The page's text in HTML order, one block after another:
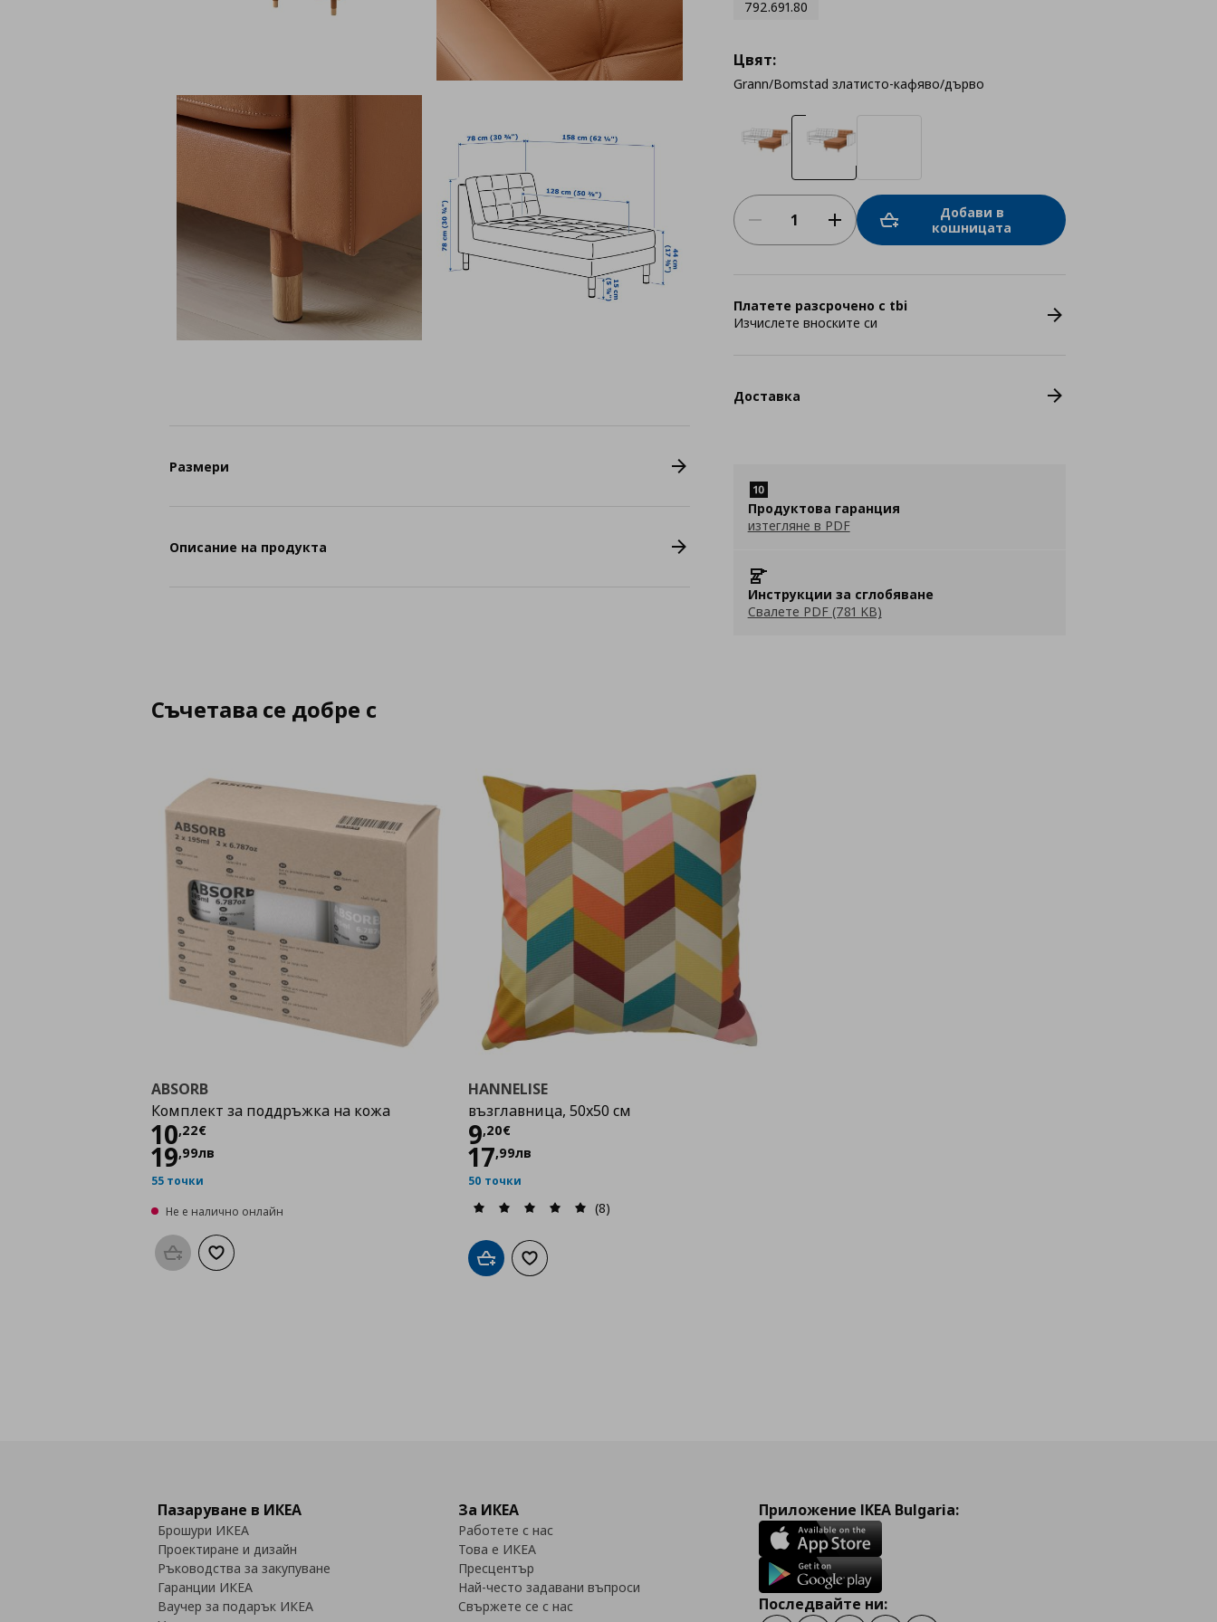
792.691.80
Цвят:
Grann/Bomstad златисто-кафяво/дърво
Добави в
кошницата
Платете разсрочено с tbi
Изчислете вноските си
Доставка
Продуктова гаранция
изтегляне в PDF
Инструкции за сглобяване
Свалете PDF (781 KB)
Размери
Описание на продукта
Съчетава се добре с
ABSORB
Комплект за поддръжка на кожа
10,22€
Цена
19,99лв
55 точки
Не е налично онлайн
Προσθήκη στο καλάθι
Добави към списъка с любими
HANNELISE
възглавница, 50x50 см
9,20€
Цена
17,99лв
50 точки
(8)
Добави в кошницата
Добави към списъка с любими
Пазаруване в ИКЕА
Брошури ИКЕА
Проектиране и дизайн
Ръководства за закупуване
Гаранции ИКЕА
Ваучер за подарък ИКЕА
За ИКЕА
Работете с нас
Това е ИКЕА
Пресцентър
Най-често задавани въпроси
Свържете се с нас
Приложение IKEA Bulgaria:
Последвайте ни: